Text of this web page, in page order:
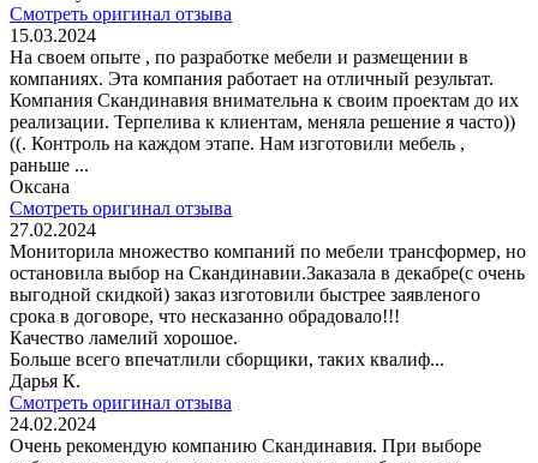
Смотреть оригинал отзыва
15.03.2024
На своем опыте , по разработке мебели и размещении в
компаниях. Эта компания работает на отличный результат.
Компания Скандинавия внимательна к своим проектам до их
реализации. Терпелива к клиентам, меняла решение я часто))
((. Контроль на каждом этапе. Нам изготовили мебель ,
раньше ...
Оксана
Смотреть оригинал отзыва
27.02.2024
Мониторила множество компаний по мебели трансформер, но
остановила выбор на Скандинавии.Заказала в декабре(с очень
выгодной скидкой) заказ изготовили быстрее заявленого
срока в договоре, что несказанно обрадовало!!!
Качество ламелий хорошое.
Больше всего впечатлили сборщики, таких квалиф...
Дарья К.
Смотреть оригинал отзыва
24.02.2024
Очень рекомендую компанию Скандинавия. При выборе